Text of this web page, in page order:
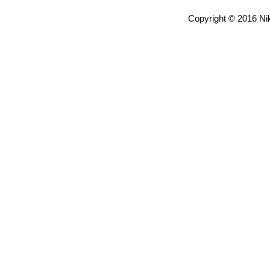
Copyright © 2016